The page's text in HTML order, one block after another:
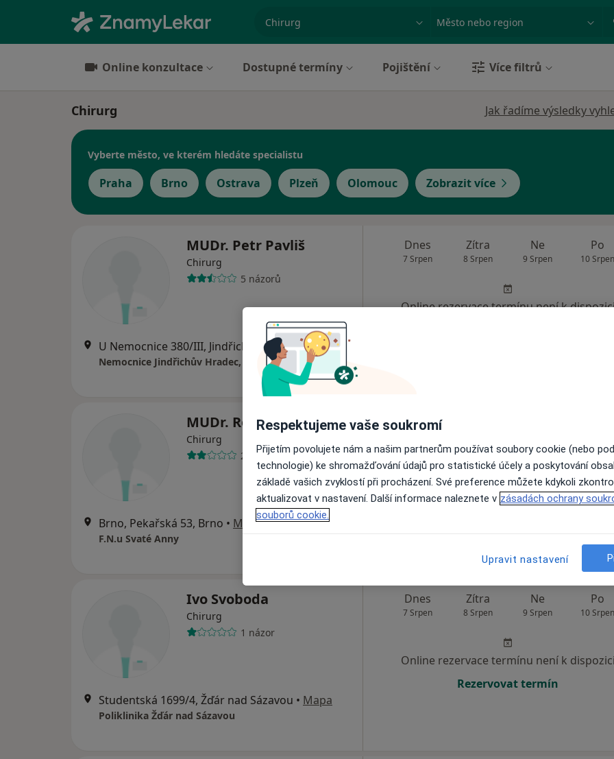
Město nebo region
Online konzultace Dostupné termíny Pojištění Více filtrů
Chirurg Jak řadíme výsledky
Vyberte město, ve kterém hledáte specialistu
Praha Brno Ostrava Plzeň Olomouc Zobrazit více
MUDr. Petr Pavliš
Chirurg
5 názorů
U Nemocnice 380/III, Jindřichův Hradec•Mapa
Nemocnice Jindřichův Hradec, a.s.
Dnes
7 Srpen
Zítra
8 Srpen
Ne
9 Srpen
Po
10 Srpen
Online rezervace termínu není k
MUDr. Roman Janusz
Chirurg
2 názory
Brno, Pekařská 53, Brno • Mapa
F.N.u Svaté Anny
Dnes
Online rezervace termínu není k
Rezervovat termín
Ivo Svoboda
Chirurg
1 názor
Studentská 1699/4, Žďár nad Sázavou • Mapa
Poliklinika Žďár nad Sázavou
Dnes
7 Srpen
Zítra
8 Srpen
Ne
9 Srpen
Po
10 Srpen
Online rezervace termínu není k dispozici
Rezervovat termín
Respektujeme vaše soukromí
Přijetím povolujete nám a našim partnerům používat soubory cookie (nebo
technologie) ke shromažďování údajů pro statistické účely a poskytování
základě vašich zvyklostí při procházení. Své preference můžete kdykoli
aktualizovat v nastavení. Další informace naleznete v zásadách ochrany
souborů cookie.
Upravit nastavení